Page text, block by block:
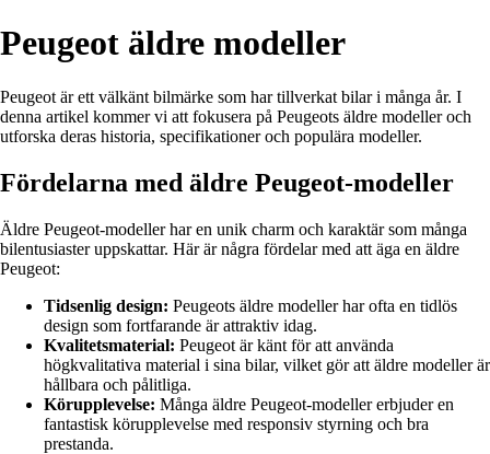
Peugeot äldre modeller
Peugeot är ett välkänt bilmärke som har tillverkat bilar i många år. I
denna artikel kommer vi att fokusera på Peugeots äldre modeller och
utforska deras historia, specifikationer och populära modeller.
Fördelarna med äldre Peugeot-modeller
Äldre Peugeot-modeller har en unik charm och karaktär som många
bilentusiaster uppskattar. Här är några fördelar med att äga en äldre
Peugeot:
Tidsenlig design: Peugeots äldre modeller har ofta en tidlös
design som fortfarande är attraktiv idag.
Kvalitetsmaterial: Peugeot är känt för att använda
högkvalitativa material i sina bilar, vilket gör att äldre modeller är
hållbara och pålitliga.
Körupplevelse: Många äldre Peugeot-modeller erbjuder en
fantastisk körupplevelse med responsiv styrning och bra
prestanda.